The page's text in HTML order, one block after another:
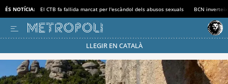
ÉS NOTÍCIA: El CTB fa fallida marcat per l'escàndol dels abusos sexuals BCN
LLEGIR EN CATALÀ
Passa’t al mode estalvi